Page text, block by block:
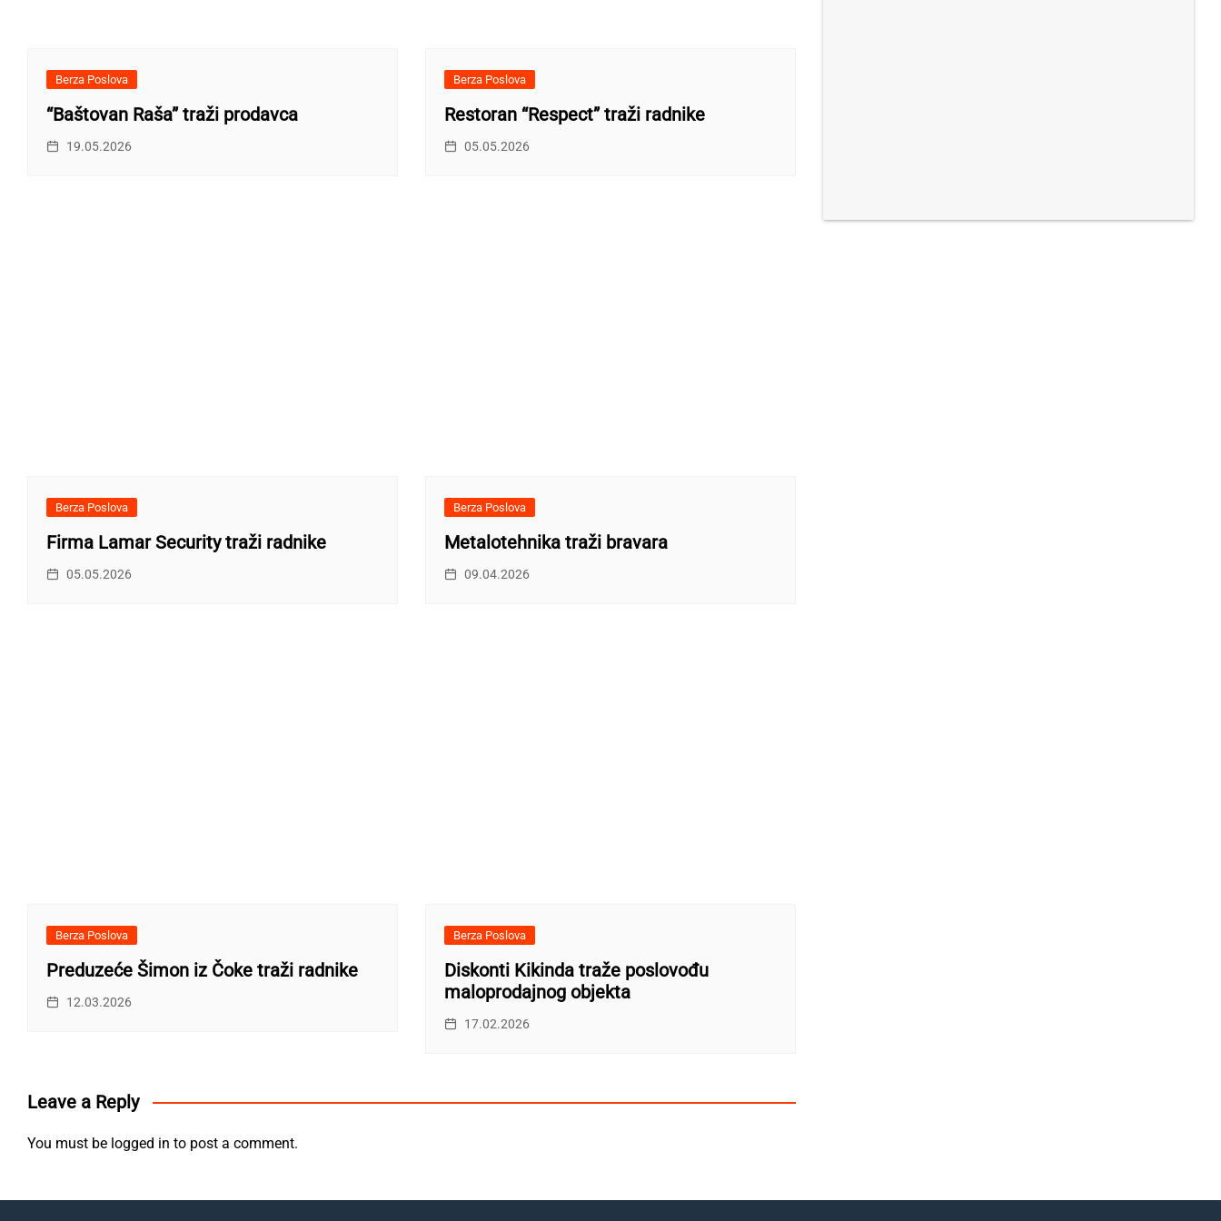
Berza Poslova
“Baštovan Raša” traži prodavca
19.05.2026
Berza Poslova
Restoran “Respect” traži radnike
05.05.2026
Berza Poslova
Firma Lamar Security traži radnike
05.05.2026
Berza Poslova
Metalotehnika traži bravara
09.04.2026
Berza Poslova
Preduzeće Šimon iz Čoke traži radnike
12.03.2026
Berza Poslova
Diskonti Kikinda traže poslovođu
maloprodajnog objekta
17.02.2026
Leave a Reply
You must be logged in to post a comment.